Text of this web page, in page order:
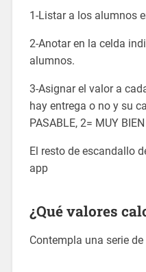
1-Listar a los alumnos
2-Anotar en la celda
alumnos.
3-Asignar el valor a
hay entrega o no y su
PASABLE, 2= MUY BIEN
El resto de escandallo
app
¿Qué valores
Contempla una serie